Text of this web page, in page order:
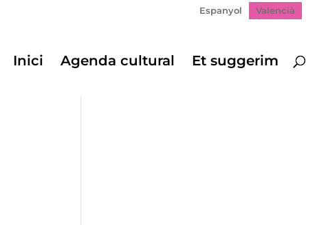
Espanyol Valencià
Inici Agenda cultural Et suggerim